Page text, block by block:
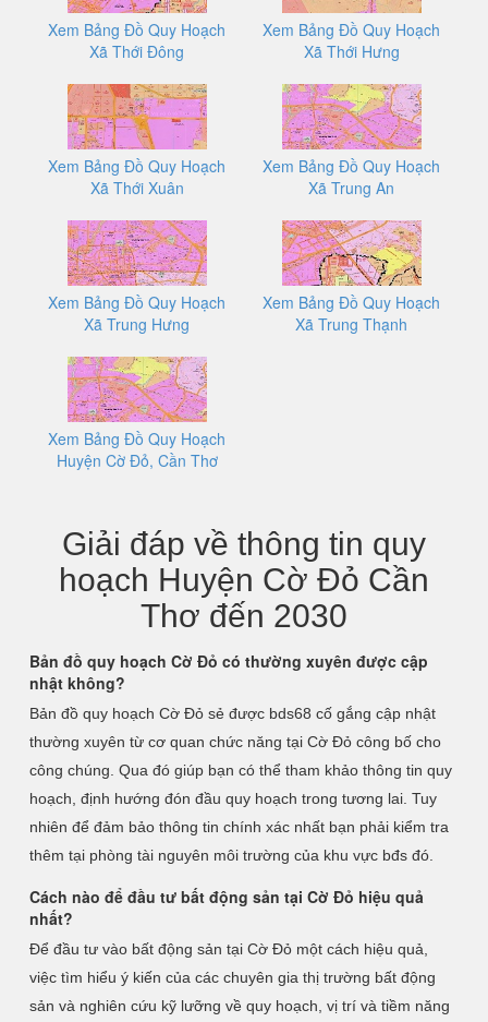
Xem Bảng Đồ Quy Hoạch
Xã Thới Đông
Xem Bảng Đồ Quy Hoạch
Xã Thới Hưng
Xem Bảng Đồ Quy Hoạch
Xã Thới Xuân
Xem Bảng Đồ Quy Hoạch
Xã Trung An
Xem Bảng Đồ Quy Hoạch
Xã Trung Hưng
Xem Bảng Đồ Quy Hoạch
Xã Trung Thạnh
Xem Bảng Đồ Quy Hoạch
Huyện Cờ Đỏ, Cần Thơ
Giải đáp về thông tin quy
hoạch Huyện Cờ Đỏ Cần
Thơ đến 2030
Bản đồ quy hoạch Cờ Đỏ có thường xuyên được cập
nhật không?
Bản đồ quy hoạch Cờ Đỏ sẻ được bds68 cố gắng cập nhật
thường xuyên từ cơ quan chức năng tại Cờ Đỏ công bố cho
công chúng. Qua đó giúp bạn có thể tham khảo thông tin quy
hoạch, định hướng đón đầu quy hoạch trong tương lai. Tuy
nhiên để đảm bảo thông tin chính xác nhất bạn phải kiểm tra
thêm tại phòng tài nguyên môi trường của khu vực bđs đó.
Cách nào để đầu tư bất động sản tại Cờ Đỏ hiệu quả
nhất?
Để đầu tư vào bất động sản tại Cờ Đỏ một cách hiệu quả,
việc tìm hiểu ý kiến của các chuyên gia thị trường bất động
sản và nghiên cứu kỹ lưỡng về quy hoạch, vị trí và tiềm năng